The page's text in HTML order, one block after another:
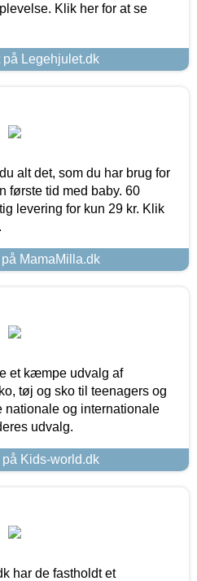
Klik her for at se
Legehjulet.dk
alt det, som du har brug for
første tid med baby. 60
levering for kun 29 kr. Klik
MamaMilla.dk
et kæmpe udvalg af
tøj og sko til teenagers og
nationale og internationale
udvalg.
Kids-world.dk
har de fastholdt et